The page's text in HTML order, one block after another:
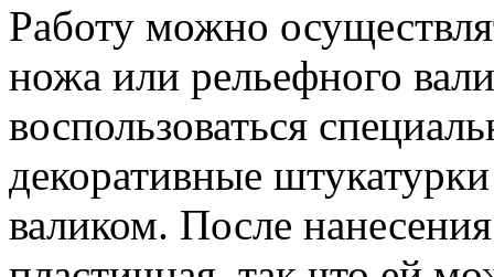
Работу можно
ножа или рельефного
воспользоваться
декоративные
валиком. После